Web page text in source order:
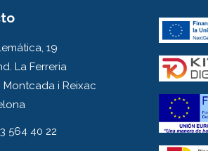
19
La Ferreria
Montcada i Reixac
564 40 22